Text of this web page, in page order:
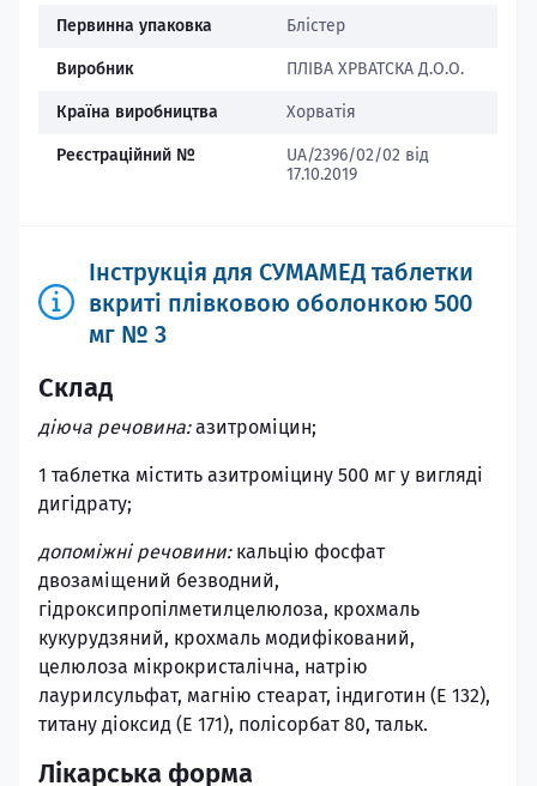
Первинна упаковка Блістер
Виробник ПЛІВА ХРВАТСКА Д.О.О.
Країна виробництва Хорватія
Реєстраційний №
UA/2396/02/02 від
17.10.2019
Інструкція для СУМАМЕД таблетки
вкриті плівковою оболонкою 500
мг № 3
Склад
діюча речовина:азитроміцин;
1 таблетка містить азитроміцину 500 мг у вигляді
дигідрату;
допоміжні речовини:кальцію фосфат
двозаміщений безводний,
гідроксипропілметилцелюлоза, крохмаль
кукурудзяний, крохмаль модифікований,
целюлоза мікрокристалічна, натрію
лаурилсульфат, магнію стеарат, індиготин (Е 132),
титану діоксид (Е 171), полісорбат 80, тальк.
Лікарська форма